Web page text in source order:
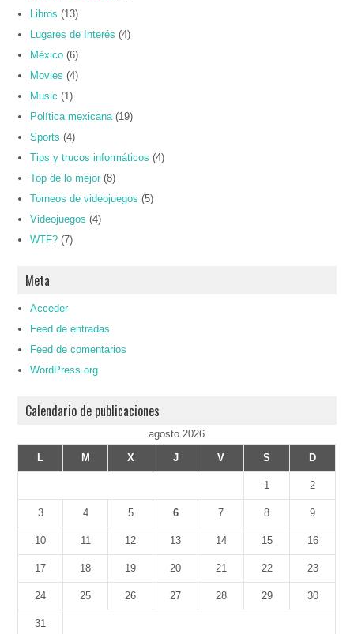
Libros (13)
Lugares de Interés (4)
México (6)
Movies (4)
Music (1)
Política mexicana (19)
Sports (4)
Tips y trucos informáticos (4)
Top de lo mejor (8)
Torneos de videojuegos (5)
Videojuegos (4)
WTF? (7)
Meta
Acceder
Feed de entradas
Feed de comentarios
WordPress.org
Calendario de publicaciones
agosto 2026
L
M X J V S D
1 2
3 4 5 6 7 8 9
10 11 12 13 14 15 16
17 18 19 20 21 22 23
24 25 26 27 28 29 30
31